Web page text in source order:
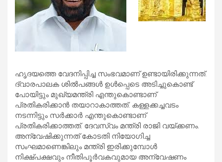
ഹൃദയത്തെ വേദനിപ്പിച്ച സംഭവമാണ് ഉണ്ടായിരിക്കുന്നത്.
ദ്വാരപാലക ശില്‍പങ്ങള്‍ ഉള്‍പ്പെടെ അടിച്ചുകൊണ്ട്
പോയിട്ടും മുഖ്യമന്ത്രി എന്തുകൊണ്ടാണ്
പ്രതികരിക്കാന്‍ തയാറാകാത്തത്. കള്ളക്കച്ചവടം
നടന്നിട്ടും സര്‍ക്കാര്‍ എന്തുകൊണ്ടാണ്
പ്രതികരിക്കാത്തത്. ദേവസ്വം മന്ത്രി രാജി വയ്ക്കണം.
അന്വേഷിക്കുന്നത് കോടതി നിയോഗിച്ച
സംഘമാണെങ്കിലും മന്ത്രി ഇരിക്കുമ്പോള്‍
നിക്ഷ്പക്ഷവും നീതിപൂര്‍വകവുമായ അന്വേഷണം